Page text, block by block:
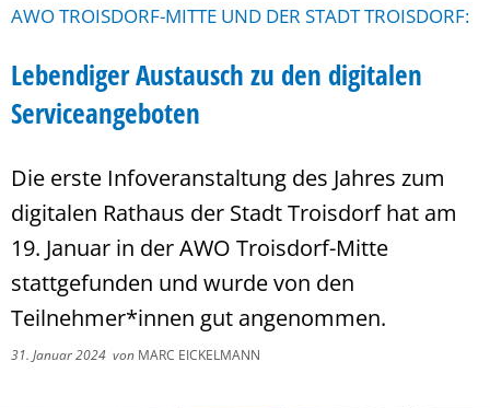
AWO TROISDORF-MITTE UND DER STADT TROISDORF:
Lebendiger Austausch zu den digitalen
Serviceangeboten
Die erste Infoveranstaltung des Jahres zum
digitalen Rathaus der Stadt Troisdorf hat am
19. Januar in der AWO Troisdorf-Mitte
stattgefunden und wurde von den
Teilnehmer*innen gut angenommen.
31. Januar 2024 von MARC EICKELMANN